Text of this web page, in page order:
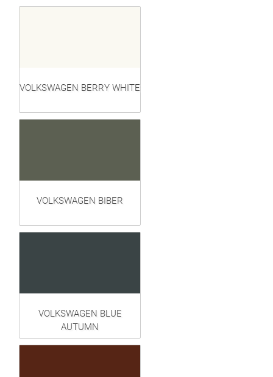
VOLKSWAGEN BERRY WHITE
VOLKSWAGEN BIBER
VOLKSWAGEN BLUE
AUTUMN